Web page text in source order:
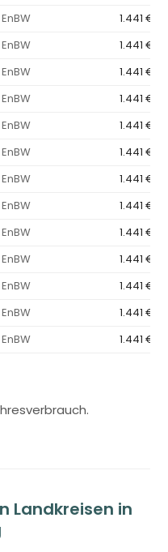
EnBW
1.441 €
EnBW
1.441 €
EnBW
1.441 €
EnBW
1.441 €
EnBW
1.441 €
EnBW
1.441 €
EnBW
1.441 €
EnBW
1.441 €
EnBW
1.441 €
EnBW
1.441 €
EnBW
1.441 €
EnBW
1.441 €
EnBW 1.441 €
Landkreisen in